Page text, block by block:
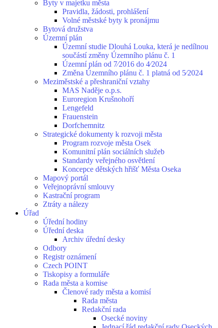
Byty v majetku města
Pravidla, žádosti, prohlášení
Volné městské byty k pronájmu
Bytová družstva
Územní plán
Územní studie Dlouhá Louka, která je nedílnou
součástí změny Územního plánu č. 1
Územní plán od 7⁄2016 do 4⁄2024
Změna Územního plánu č. 1 platná od 5⁄2024
Meziměstské a přeshraniční vztahy
MAS Naděje o.p.s.
Euroregion Krušnohoří
Lengefeld
Frauenstein
Dorfchemnitz
Strategické dokumenty k rozvoji města
Program rozvoje města Osek
Komunitní plán sociálních služeb
Standardy veřejného osvětlení
Koncepce dětských hřišť Města Oseka
Mapový portál
Veřejnoprávní smlouvy
Kastrační program
Ztráty a nálezy
Úřad
Úřední hodiny
Úřední deska
Archiv úřední desky
Odbory
Registr oznámení
Czech POINT
Tiskopisy a formuláře
Rada města a komise
Členové rady města a komisí
Rada města
Redakční rada
Osecké noviny